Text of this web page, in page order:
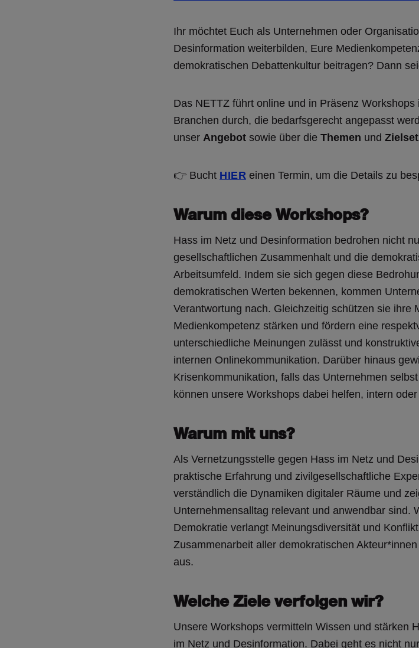
Ihr möchtet Euch als Unternehmen oder
Desinformation weiterbilden, Eure
demokratischen Debattenkultur beitragen? Dann
Das NETTZ führt online und in Präsenz
Branchen durch, die bedarfsgerecht angepasst
unser Angebot sowie über die Themen und
👉 Bucht HIER einen Termin, um die Details zu
Warum diese Workshops?
Hass im Netz und Desinformation bedrohen nicht
gesellschaftlichen Zusammenhalt und die
Arbeitsumfeld. Indem sie sich gegen diese
demokratischen Werten bekennen, kommen
Verantwortung nach. Gleichzeitig schützen sie ihre
Medienkompetenz stärken und fördern eine
unterschiedliche Meinungen zulässt und
internen Onlinekommunikation. Darüber hinaus
Krisenkommunikation, falls das Unternehmen
können unsere Workshops dabei helfen, intern
Warum mit uns?
Als Vernetzungsstelle gegen Hass im Netz und
praktische Erfahrung und zivilgesellschaftliche
verständlich die Dynamiken digitaler Räume und
Unternehmensalltag relevant und anwendbar sind.
Demokratie verlangt Meinungsdiversität und
Zusammenarbeit aller demokratischen
aus.
Welche Ziele verfolgen wir?
Unsere Workshops vermitteln Wissen und stärken
im Netz und Desinformation. Dabei geht es nicht